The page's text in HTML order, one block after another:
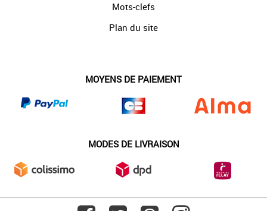
Mots-clefs
Plan du site
MOYENS DE PAIEMENT
MODES DE LIVRAISON